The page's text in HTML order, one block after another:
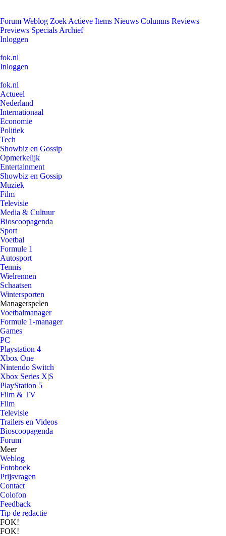
Forum Weblog Zoek Actieve Items Nieuws Columns Reviews
Previews Specials Archief
Inloggen
fok.nl
Inloggen
fok.nl
Actueel
Nederland
Internationaal
Economie
Politiek
Tech
Showbiz en Gossip
Opmerkelijk
Entertainment
Showbiz en Gossip
Muziek
Film
Televisie
Media & Cultuur
Bioscoopagenda
Sport
Voetbal
Formule 1
Autosport
Tennis
Wielrennen
Schaatsen
Wintersporten
Managerspelen
Voetbalmanager
Formule 1-manager
Games
PC
Playstation 4
Xbox One
Nintendo Switch
Xbox Series X|S
PlayStation 5
Film & TV
Film
Televisie
Trailers en Videos
Bioscoopagenda
Forum
Meer
Weblog
Fotoboek
Prijsvragen
Contact
Colofon
Feedback
Tip de redactie
FOK!
FOK!